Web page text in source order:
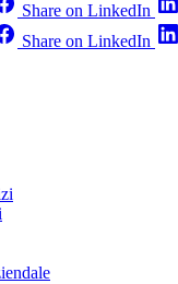
Share on LinkedIn
Share on LinkedIn